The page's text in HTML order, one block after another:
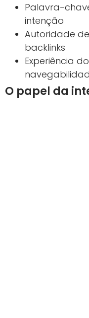
Palavra-
intenção
Autoridade
backlinks
Experiência
O papel da